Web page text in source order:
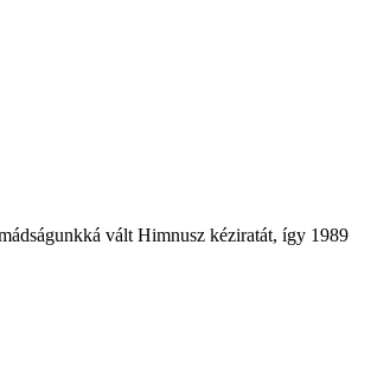
vált Himnusz kéziratát, így 1989